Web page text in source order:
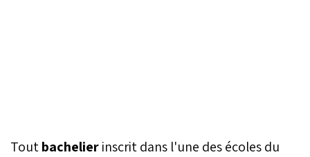
Toutbachelierinscrit dans l'une des écoles du